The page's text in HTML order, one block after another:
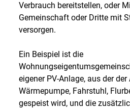
Verbrauch bereitstellen, oder
Gemeinschaft oder Dritte mit
versorgen.
Ein Beispiel ist die
eigener PV-Anlage, aus der
Wärmepumpe, Fahrstuhl,
gespeist wird, und die